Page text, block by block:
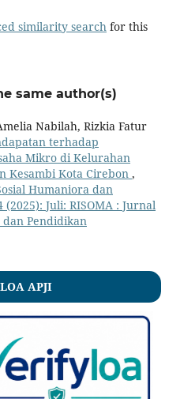
similarity search for this
same author(s)
Nabilah, Rizkia Fatur
terhadap
Mikro di Kelurahan
Kesambi Kota Cirebon ,
Humaniora dan
Juli: RISOMA : Jurnal
dan Pendidikan
APJI